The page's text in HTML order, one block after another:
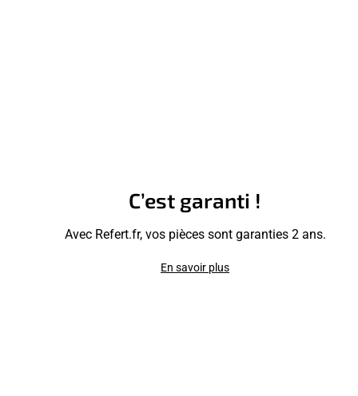
C’est garanti !
Avec Refert.fr, vos pièces sont garanties 2 ans.
En savoir plus